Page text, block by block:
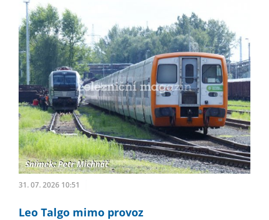
31. 07. 2026 10:51
Leo Talgo mimo provoz